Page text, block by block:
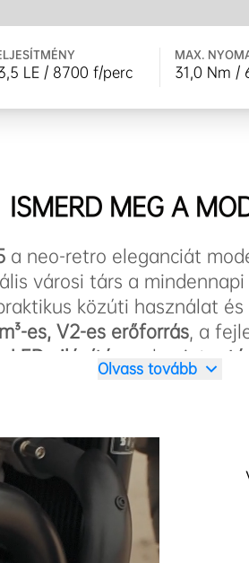
LE / 8700 f/perc
MAX.
31,0 Nm /
ISMERD MEG A
a neo-retro eleganciát
városi társ a
közúti használat
es, V2-es erőforrás, a
LED világítás , valamint a
a dinamikus és
utcákban és városi
magabiztos motorozási
időtálló formavilágával
választás azoknak, akik
motorkerékpárt –
utcákról vagy hétvégi
Olvass tovább